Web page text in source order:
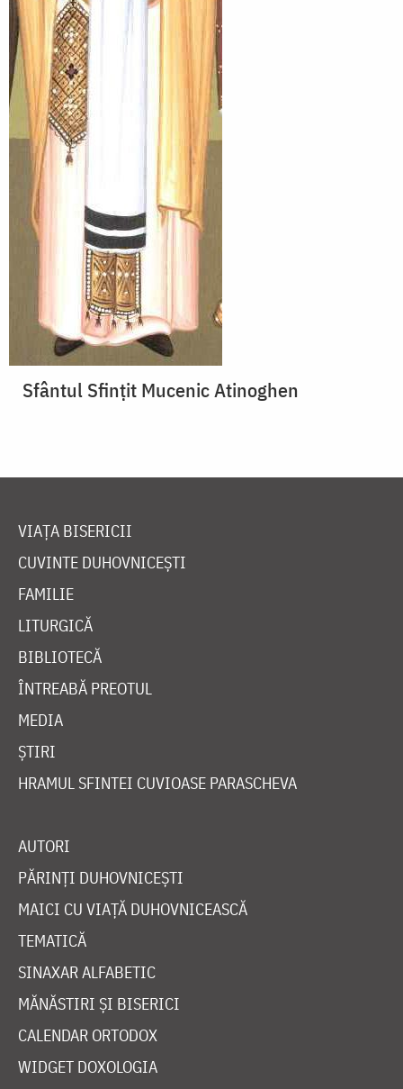
Sfântul Sfinţit Mucenic Atinoghen
VIAȚA BISERICII
CUVINTE DUHOVNICEȘTI
FAMILIE
LITURGICĂ
BIBLIOTECĂ
ÎNTREABĂ PREOTUL
MEDIA
ȘTIRI
HRAMUL SFINTEI CUVIOASE PARASCHEVA
AUTORI
PĂRINȚI DUHOVNICEȘTI
MAICI CU VIAȚĂ DUHOVNICEASCĂ
TEMATICĂ
SINAXAR ALFABETIC
MĂNĂSTIRI ȘI BISERICI
CALENDAR ORTODOX
WIDGET DOXOLOGIA